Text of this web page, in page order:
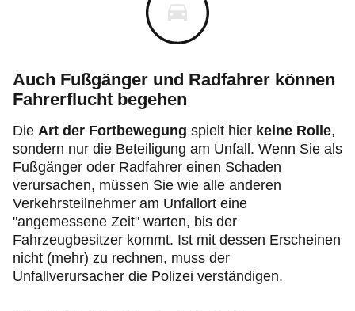
Auch Fußgänger und Radfahrer können
Fahrerflucht begehen
Die Art der Fortbewegung spielt hier keine Rolle,
sondern nur die Beteiligung am Unfall. Wenn Sie als
Fußgänger oder Radfahrer einen Schaden
verursachen, müssen Sie wie alle anderen
Verkehrsteilnehmer am Unfallort eine
"angemessene Zeit" warten, bis der
Fahrzeugbesitzer kommt. Ist mit dessen Erscheinen
nicht (mehr) zu rechnen, muss der
Unfallverursacher die Polizei verständigen.